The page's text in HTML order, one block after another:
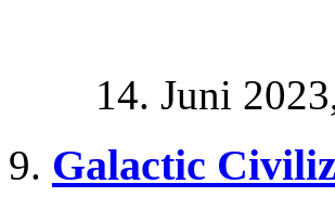
14. Juni
Galactic